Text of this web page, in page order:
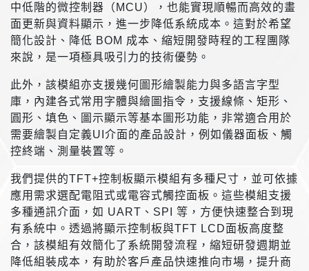
中低階的微控制器（MCU），也能實現順暢而高效的畫
面更新與資料顯示，進一步降低系統成本。這對於希望
簡化設計、降低 BOM 成本、縮短開發時程的工程團隊
來說，是一項極具吸引力的技術優勢。
此外，該模組亦支援幾何圖形繪製能力與多語言字型
庫，內建各式常用字體與繪圖指令，支援線條、矩形、
圓形、填色、圖示顯示等基本圖形功能，非常適合用於
需要繪製自定義UI介面的產品設計，例如儀器面板、觸
控終端、測量裝置等。
我們提供的TFT+控制板顯示模組有多種尺寸，並可依據
應用需求選配電阻式或電容式觸控面板。這些模組支援
多種通訊介面，如 UART、SPI 等，方便快速整合到現
有系統中。透過將顯示控制板與TFT LCD面板高度整
合，該模組有效簡化了系統開發流程，縮短研發週期並
降低組裝成本，有助於客戶產品快速推向市場，提升商